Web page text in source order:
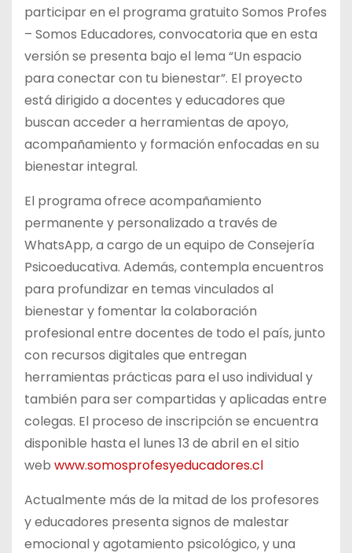
participar en el programa gratuito Somos Profes
– Somos Educadores, convocatoria que en esta
versión se presenta bajo el lema “Un espacio
para conectar con tu bienestar”. El proyecto
está dirigido a docentes y educadores que
buscan acceder a herramientas de apoyo,
acompañamiento y formación enfocadas en su
bienestar integral.
El programa ofrece acompañamiento
permanente y personalizado a través de
WhatsApp, a cargo de un equipo de Consejería
Psicoeducativa. Además, contempla encuentros
para profundizar en temas vinculados al
bienestar y fomentar la colaboración
profesional entre docentes de todo el país, junto
con recursos digitales que entregan
herramientas prácticas para el uso individual y
también para ser compartidas y aplicadas entre
colegas. El proceso de inscripción se encuentra
disponible hasta el lunes 13 de abril en el sitio
web www.somosprofesyeducadores.cl
Actualmente más de la mitad de los profesores
y educadores presenta signos de malestar
emocional y agotamiento psicológico, y una